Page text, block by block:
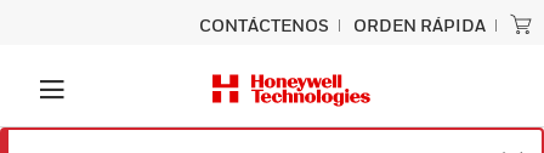
CONTÁCTENOS ORDEN RÁPIDA